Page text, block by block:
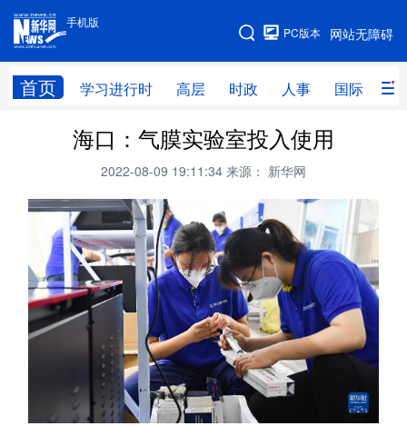
手机版
网站无障碍
PC版本
首页 学习进行时 高层 时政 人事 国际 财
手机版
网站地图
学习进行时 高层 时政
财经 网评
台湾 思客智库 全球连线 教育
科技 科创 量子 体育
文化 书画 健康 军事
访谈 视频 图片 政务
中央文件 金融 汽车
人居 信息化 数字经济
海口：气膜实验室投入使用
2022-08-09 19:11:34 来源： 新华网